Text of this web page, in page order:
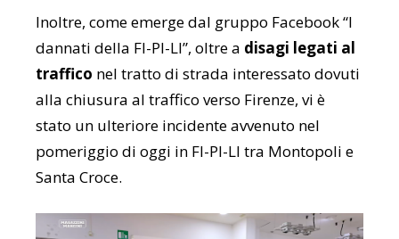
Inoltre, come emerge dal gruppo Facebook “I
dannati della FI-PI-LI”, oltre a disagi legati al
traffico nel tratto di strada interessato dovuti
alla chiusura al traffico verso Firenze, vi è
stato un ulteriore incidente avvenuto nel
pomeriggio di oggi in FI-PI-LI tra Montopoli e
Santa Croce.